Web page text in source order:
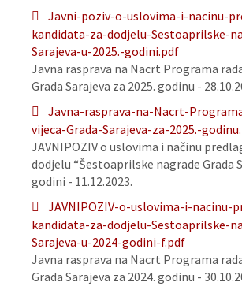
Javni-poziv-o-uslovima-i-nacinu-
kandidata-za-dodjelu-Sestoaprilske-
Sarajeva-u-2025.-godini.pdf
Javna rasprava na Nacrt Programa
Grada Sarajeva za 2025. godinu -
Javna-rasprava-na-Nacrt-
vijeca-Grada-Sarajeva-za-2025.-
JAVNIPOZIV o uslovima i načinu
dodjelu “Šestoaprilske nagrade Grada
godini - 11.12.2023.
JAVNIPOZIV-o-uslovima-i-nacinu-
kandidata-za-dodjelu-Sestoaprilske-
Sarajeva-u-2024-godini-f.pdf
Javna rasprava na Nacrt Programa
Grada Sarajeva za 2024. godinu -